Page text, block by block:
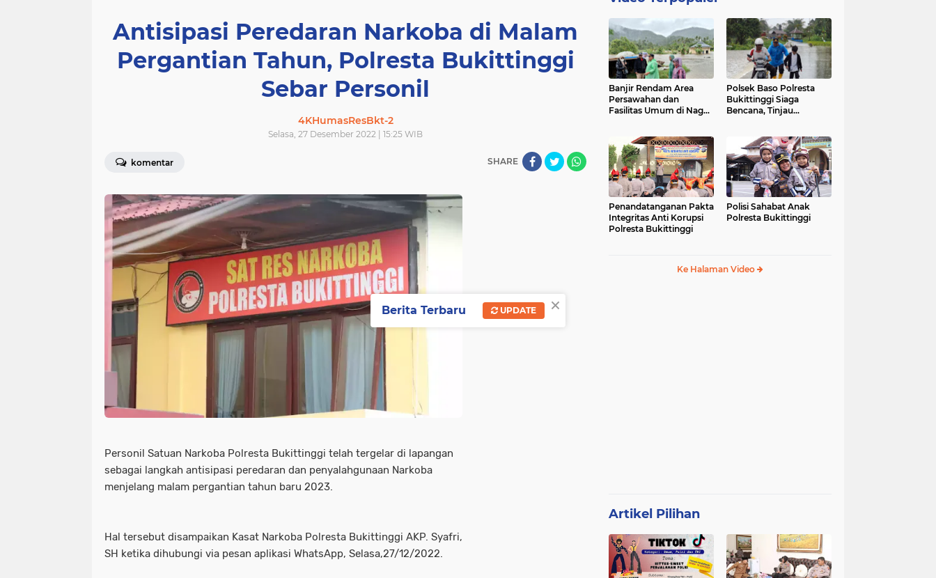
Antisipasi Peredaran Narkoba di Malam
Pergantian Tahun, Polresta Bukittinggi
Sebar Personil
4KHumasResBkt-2
Selasa, 27 Desember 2022 | 15:25 WIB
komentar SHARE
Personil Satuan Narkoba Polresta Bukittinggi telah tergelar di lapangan
sebagai langkah antisipasi peredaran dan penyalahgunaan Narkoba
menjelang malam pergantian tahun baru 2023.
Hal tersebut disampaikan Kasat Narkoba Polresta Bukittinggi AKP. Syafri,
SH ketika dihubungi via pesan aplikasi WhatsApp, Selasa,27/12/2022.
Banjir Rendam Area
Persawahan dan
Fasilitas Umum di Nagari
Polsek Baso Polresta
Bukittinggi Siaga
Bencana, Tinjau
Penandatanganan Pakta
Integritas Anti Korupsi
Polresta Bukittinggi
Polisi Sahabat Anak
Polresta Bukittinggi
Ke Halaman Video
Artikel Pilihan
×
Berita Terbaru UPDATE